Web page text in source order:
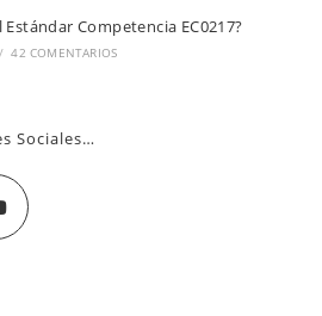
Estándar Competencia EC0217?
/ 42 COMENTARIOS
Sociales…